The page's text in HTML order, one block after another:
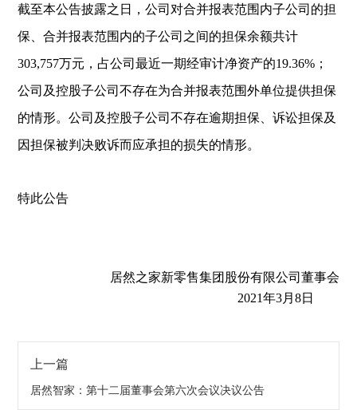
截至本公告披露之日，公司对合并报表范围内子公司的担
保、合并报表范围内的子公司之间的担保余额共计
303,757万元，占公司最近一期经审计净资产的19.36% ；
公司及控股子公司不存在为合并报表范围外单位提供担保
的情形。公司及控股子公司不存在逾期担保、诉讼担保及
因担保被判决败诉而应承担的损失的情形。
特此公告
居然之家新零售集团股份有限公司董事会
2021年3月 8日
上一篇
居然智家：第十二届董事会第六次会议决议公告